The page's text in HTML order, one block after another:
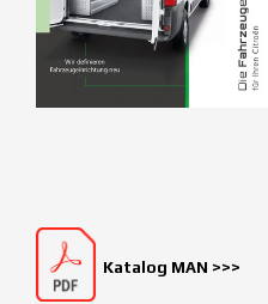
Katalog MAN >>>